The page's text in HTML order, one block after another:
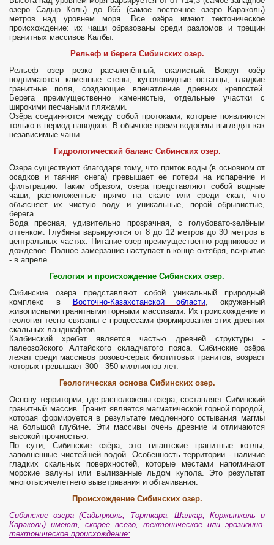
озеро Садыр Коль) до 866 (самое восточное озеро Караколь)
метров над уровнем моря. Все озёра имеют тектоническое
происхождение: их чаши образованы среди разломов и трещин
гранитных массивов Калбы.
Рельеф и берега Сибинских озер.
Рельеф озер резко расчленённый, скалистый. Вокруг озёр
поднимаются каменные стены, куполовидные останцы, гладкие
гранитные поля, создающие впечатление древних крепостей.
Берега преимущественно каменистые, отдельные участки с
широкими песчаными пляжами.
Озёра соединяются между собой протоками, которые появляются
только в период паводков. В обычное время водоёмы выглядят как
независимые чаши.
Гидрологический баланс Сибинских озер.
Озера существуют благодаря тому, что приток воды (в основном от
осадков и таяния снега) превышает ее потери на испарение и
фильтрацию. Таким образом, озера представляют собой водные
чаши, расположенные прямо на скале или среди скал, что
объясняет их чистую воду и уникальные, порой обрывистые,
берега.
Вода пресная, удивительно прозрачная, с голубовато-зелёным
оттенком. Глубины варьируются от 8 до 12 метров до 30 метров в
центральных частях. Питание озер преимущественно родниковое и
дождевое. Полное замерзание наступает в конце октября, вскрытие
- в апреле.
Геология и происхождение Сибинских озер.
Сибинские озера представляют собой уникальный природный
комплекс в
Восточно-Казахстанской области, окруженный
живописными гранитными горными массивами. Их происхождение и
геология тесно связаны с процессами формирования этих древних
скальных ландшафтов.
Калбинский хребет является частью древней структуры -
палеозойского Алтайского складчатого пояса. Сибинские озёра
лежат среди массивов розово-серых биотитовых гранитов, возраст
которых превышает 300 - 350 миллионов лет.
Геологическая основа Сибинских озер.
Основу территории, где расположены озера, составляет Сибинский
гранитный массив. Гранит является магматической горной породой,
которая формируется в результате медленного остывания магмы
на большой глубине. Эти массивы очень древние и отличаются
высокой прочностью.
По сути, Сибинские озёра, это гигантские гранитные котлы,
заполненные чистейшей водой. Особенность территории - наличие
гладких скальных поверхностей, которые местами напоминают
морские валуны или вылизанные льдом купола. Это результат
многотысячелетнего выветривания и обтачивания.
Происхождение Сибинских озер.
Сибинские озера (Садырколь, Торткара, Шалкар, Коржынколь и
Караколь) имеют, скорее всего, тектоническое или эрозионно-
тектоническое происхождение: